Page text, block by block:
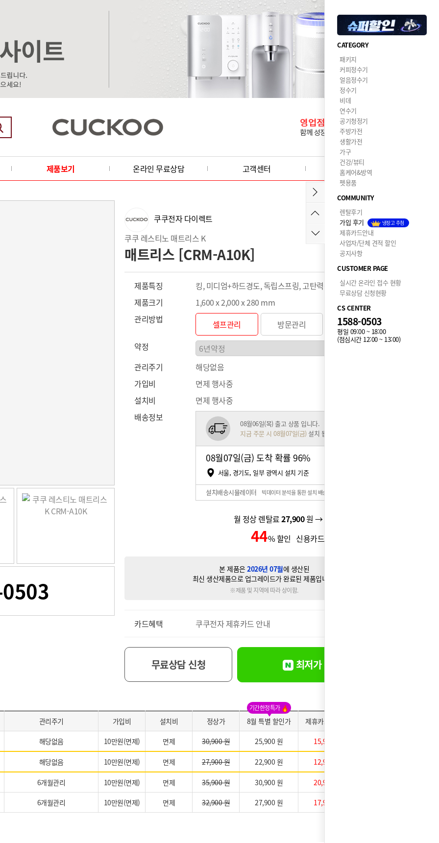
제품보기 온라인 무료상담 고객센터 이달의혜택
쿠쿠전자 다이렉트
쿠쿠 레스티노 매트리스 K
매트리스 [CRM-A10K]
제품특징
킹, 미디엄+하드경도, 독립스프링, 고탄력폼
제품크기
1,600 x 2,000 x 280 mm
관리방법
셀프관리
방문관리
약정
관리주기
해당없음
가입비
면제 행사중
설치비
면제 행사중
배송정보
08월06일(목) 출고 상품 입니다.
지금 주문 시 08월07일(금) 설치 됩니다.
08월07일(금) 도착 확률96%
서울, 경기도, 일부 광역시 설치 기준
설치배송시뮬레이터 빅데이터 분석을 통한 설치 배송일 예측 시스템
월 정상 렌탈료27,900원 → 월 할인 렌탈료
44% 할인 신용카드 할인가
본 제품은 2026년 07월에 생산된
최신 생산제품으로 업그레이드가 완료된 제품입니다.
※제품 및 지역에 따라 상이함.
카드혜택 쿠쿠전자 제휴카드 안내
무료상담 신청 최저가 바로신청
기간한정특가
관리주기 가입비 설치비 정상가 8월 특별 할인가 제휴카드 적용가
해당없음 10만원(면제) 면제 30,900 원 25,900 원 15,900 원
해당없음 10만원(면제) 면제 27,900 원 22,900 원 12,900 원
6개월관리 10만원(면제) 면제 35,900 원 30,900 원 20,900 원
6개월관리 10만원(면제) 면제 32,900 원 27,900 원 17,900 원
CATEGORY
패키지
커피정수기
얼음정수기
정수기
비데
연수기
공기청정기
주방가전
생활가전
가구
건강/뷰티
홈케어&방역
펫용품
COMMUNITY
렌탈후기
가입 후기
냉장고 추첨
제휴카드안내
사업자/단체 견적 할인
공지사항
CUSTOMER PAGE
실시간 온라인 접수 현황
무료상담 신청현황
CS CENTER
1588-0503
평일 09:00 ~ 18:00
(점심시간 12:00 ~ 13:00)